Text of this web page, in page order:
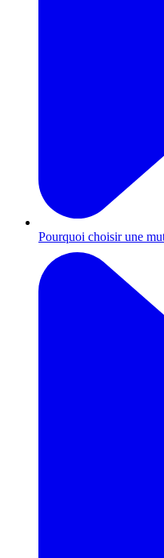
Pourquoi choisir une